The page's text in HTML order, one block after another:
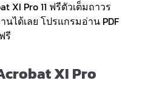
XI Pro 11 ฟรีตัวเต็มถาวร
นได้เลย โปรแกรมอ่าน PDF
รี
XI Pro